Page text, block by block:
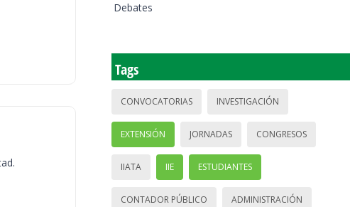
Debates
Tags
CONVOCATORIAS INVESTIGACIÓN
EXTENSIÓN JORNADAS CONGRESOS
IIATA IIE ESTUDIANTES
CONTADOR PÚBLICO ADMINISTRACIÓN